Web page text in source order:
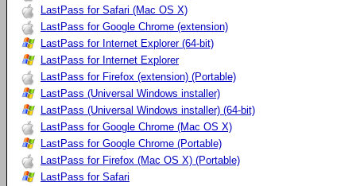
LastPass for Safari (Mac OS X)
LastPass for Google Chrome (extension)
LastPass for Internet Explorer (64-bit)
LastPass for Internet Explorer
LastPass for Firefox (extension) (Portable)
LastPass (Universal Windows installer)
LastPass (Universal Windows installer) (64-bit)
LastPass for Google Chrome (Mac OS X)
LastPass for Google Chrome (Portable)
LastPass for Firefox (Mac OS X) (Portable)
LastPass for Safari